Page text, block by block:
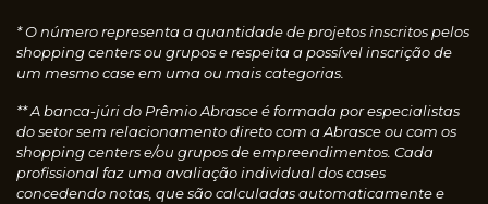
* O número representa a quantidade de projetos inscritos pelos
shopping centers ou grupos e respeita a possível inscrição de
um mesmo case em uma ou mais categorias.
** A banca-júri do Prêmio Abrasce é formada por especialistas
do setor sem relacionamento direto com a Abrasce ou com os
shopping centers e/ou grupos de empreendimentos. Cada
profissional faz uma avaliação individual dos cases
concedendo notas, que são calculadas automaticamente e